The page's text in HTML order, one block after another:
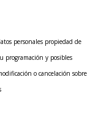
personales propiedad de
programación y posibles
o cancelación sobre